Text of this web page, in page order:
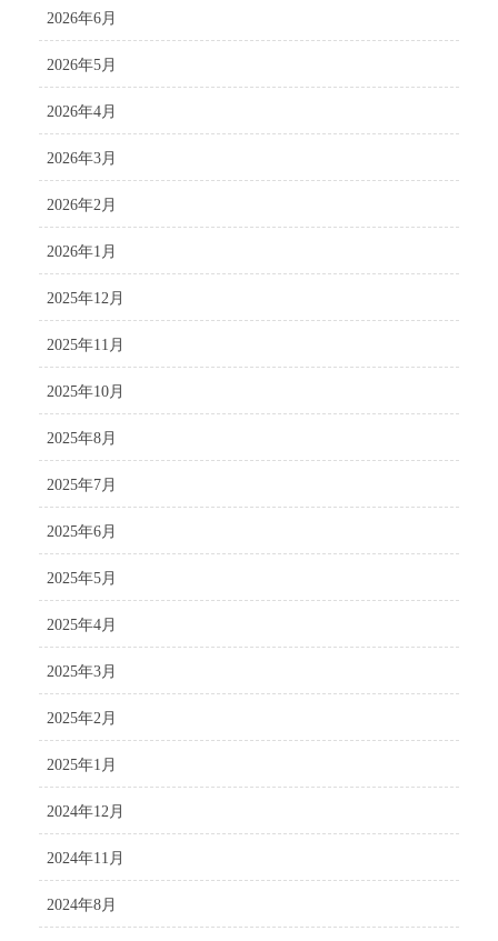
2026年6月
2026年5月
2026年4月
2026年3月
2026年2月
2026年1月
2025年12月
2025年11月
2025年10月
2025年8月
2025年7月
2025年6月
2025年5月
2025年4月
2025年3月
2025年2月
2025年1月
2024年12月
2024年11月
2024年8月